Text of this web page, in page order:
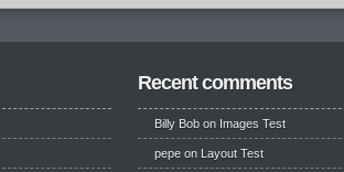
Recent comments
Billy Bob on Images Test
pepe on Layout Test